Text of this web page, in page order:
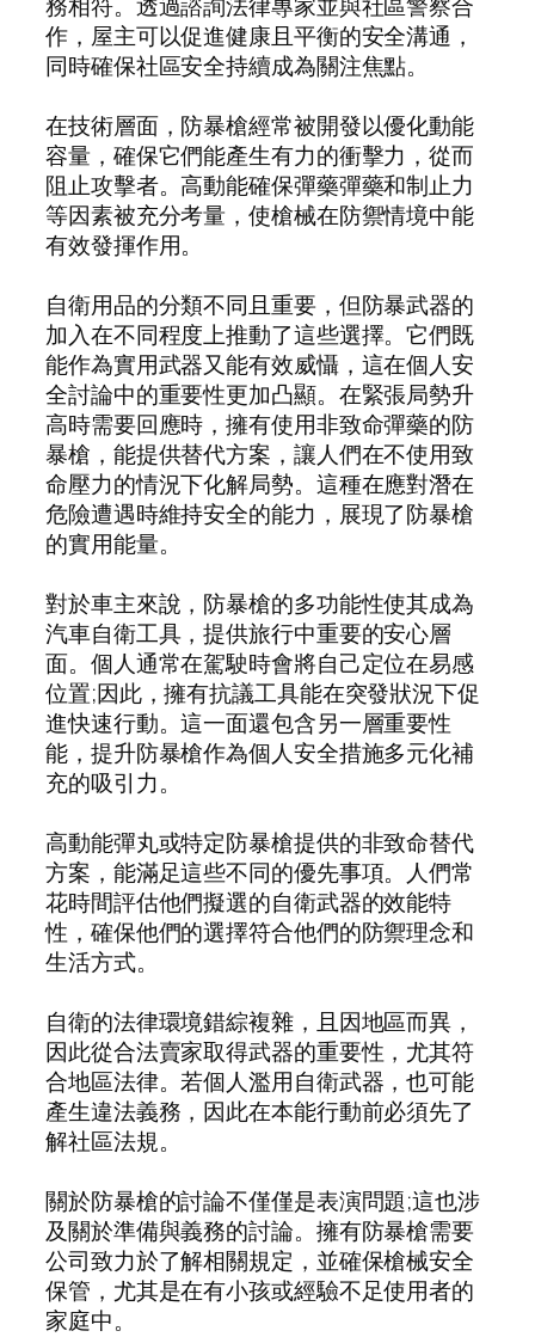
作，屋主可以促進健康且平衡的安全溝通，
同時確保社區安全持續成為關注焦點。
在技術層面，防暴槍經常被開發以優化動能
容量，確保它們能產生有力的衝擊力，從而
阻止攻擊者。高動能確保彈藥彈藥和制止力
等因素被充分考量，使槍械在防禦情境中能
有效發揮作用。
自衛用品的分類不同且重要，但防暴武器的
加入在不同程度上推動了這些選擇。它們既
能作為實用武器又能有效威懾，這在個人安
全討論中的重要性更加凸顯。在緊張局勢升
高時需要回應時，擁有使用非致命彈藥的防
暴槍，能提供替代方案，讓人們在不使用致
命壓力的情況下化解局勢。這種在應對潛在
危險遭遇時維持安全的能力，展現了防暴槍
的實用能量。
對於車主來說，防暴槍的多功能性使其成為
汽車自衛工具，提供旅行中重要的安心層
面。個人通常在駕駛時會將自己定位在易感
位置;因此，擁有抗議工具能在突發狀況下促
進快速行動。這一面還包含另一層重要性
能，提升防暴槍作為個人安全措施多元化補
充的吸引力。
高動能彈丸或特定防暴槍提供的非致命替代
方案，能滿足這些不同的優先事項。人們常
花時間評估他們擬選的自衛武器的效能特
性，確保他們的選擇符合他們的防禦理念和
生活方式。
自衛的法律環境錯綜複雜，且因地區而異，
因此從合法賣家取得武器的重要性，尤其符
合地區法律。若個人濫用自衛武器，也可能
產生違法義務，因此在本能行動前必須先了
解社區法規。
關於防暴槍的討論不僅僅是表演問題;這也涉
及關於準備與義務的討論。擁有防暴槍需要
公司致力於了解相關規定，並確保槍械安全
保管，尤其是在有小孩或經驗不足使用者的
家庭中。